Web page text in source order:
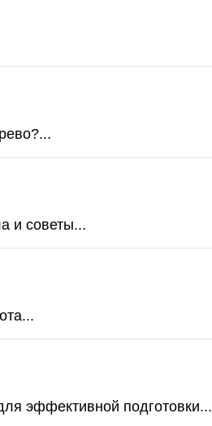
и советы...
эффективной подготовки...